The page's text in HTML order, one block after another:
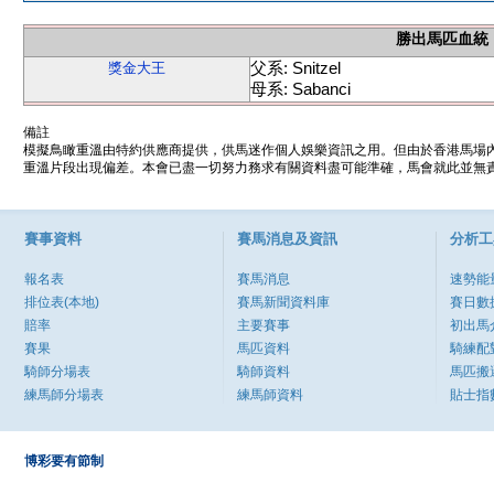
勝出馬匹血統
獎金大王
父系: Snitzel
母系: Sabanci
備註
模擬鳥瞰重溫由特約供應商提供，供馬迷作個人娛樂資訊之用。但由於香港馬
重溫片段出現偏差。本會已盡一切努力務求有關資料盡可能準確，馬會就此並
賽事資料
報名表
排位表(本地)
賠率
賽果
騎師分場表
練馬師分場表
賽馬消息及資訊
賽馬消息
賽馬新聞資料庫
主要賽事
馬匹資料
騎師資料
練馬師資料
分析
速勢能
賽日數
初出馬
騎練配
馬匹搬
貼士指
博彩要有節制